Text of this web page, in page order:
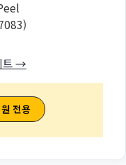
트 →
원 전용